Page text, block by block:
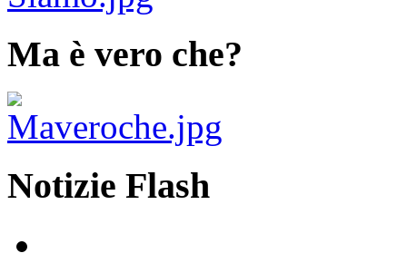
Ma è vero che?
Notizie Flash